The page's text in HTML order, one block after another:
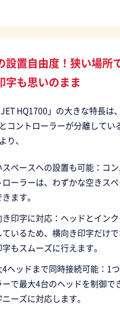
設置自由度！狭い場所
字も思いのまま
JET HQ1700」の大きな特長は
コントローラーが分離してい
り、
スペースへの設置も可能：コ
ローラーは、わずかな空きス
ます。
き印字に対応：ヘッドとイン
ているため、横向き印字だけ
字もスムーズに行えます。
4ヘッドまで同時接続可能：1
ーで最大4台のヘッドを制御で
ーズに対応します。